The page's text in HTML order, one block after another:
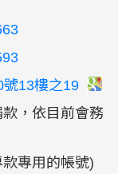
號13樓之19
，依目前會務
專用的帳號)